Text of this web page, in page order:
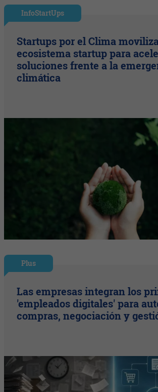
InfoStartUps
Startups por el Clima
ecosistema startup para
soluciones frente a la
climática
Plus
Las empresas integran los
'empleados digitales' para
compras, negociación y